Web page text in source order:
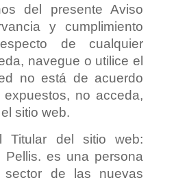
del presente Aviso
y cumplimiento
de cualquier
navegue o utilice el
no está de acuerdo
no acceda,
sitio web.
Titular del sitio web:
Pellis. es una persona
sector de las nuevas